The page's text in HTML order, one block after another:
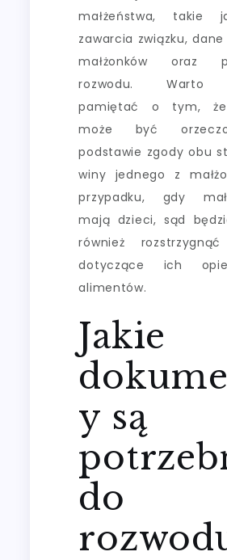
małżeństwa, takie
zawarcia związku,
małżonków oraz
rozwodu. Warto
pamiętać o tym, że
może być
podstawie zgody obu
winy jednego z
przypadku, gdy
mają dzieci, sąd
również
dotyczące ich
alimentów.
Jakie
y są
do